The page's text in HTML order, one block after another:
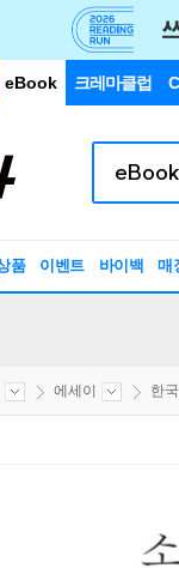
eBook 크레마클럽
품 이벤트 바이백 매
에세이 한